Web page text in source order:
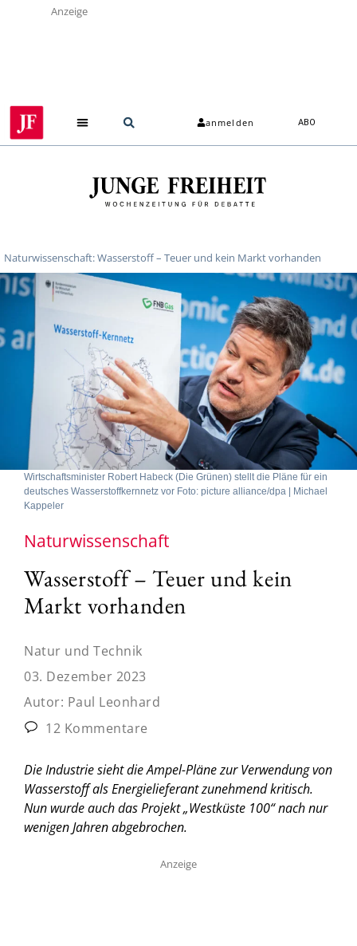
Anzeige
anmelden ABO
Naturwissenschaft: Wasserstoff – Teuer und kein Markt vorhanden
Wirtschaftsminister Robert Habeck (Die Grünen) stellt die Pläne für ein
deutsches Wasserstoffkernnetz vor Foto: picture alliance/dpa | Michael
Kappeler
Naturwissenschaft
Wasserstoff – Teuer und kein
Markt vorhanden
Natur und Technik
03. Dezember 2023
Autor: Paul Leonhard
12 Kommentare
Die Industrie sieht die Ampel-Pläne zur Verwendung von
Wasserstoff als Energielieferant zunehmend kritisch.
Nun wurde auch das Projekt „Westküste 100“ nach nur
wenigen Jahren abgebrochen.
Anzeige